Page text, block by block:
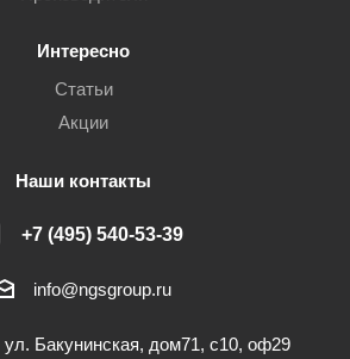
Интересно
Статьи
Акции
Наши контакты
+7 (495) 540-53-39
info@ngsgroup.ru
ул. Бакунинская, дом71, с10, оф29